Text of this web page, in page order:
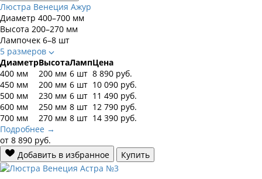
Люстра Венеция Ажур
Диаметр 400–700 мм
Высота 200–270 мм
Лампочек 6–8 шт
5 размеров
ДиаметрВысотаЛампЦена
400 мм
200 мм 6 шт 8 890 руб.
450 мм
200 мм 6 шт 10 090 руб.
500 мм
230 мм 6 шт 11 490 руб.
600 мм
250 мм 8 шт 12 790 руб.
700 мм
270 мм 8 шт 14 390 руб.
Подробнее →
от 8 890 руб.
Добавить в избранное
Купить